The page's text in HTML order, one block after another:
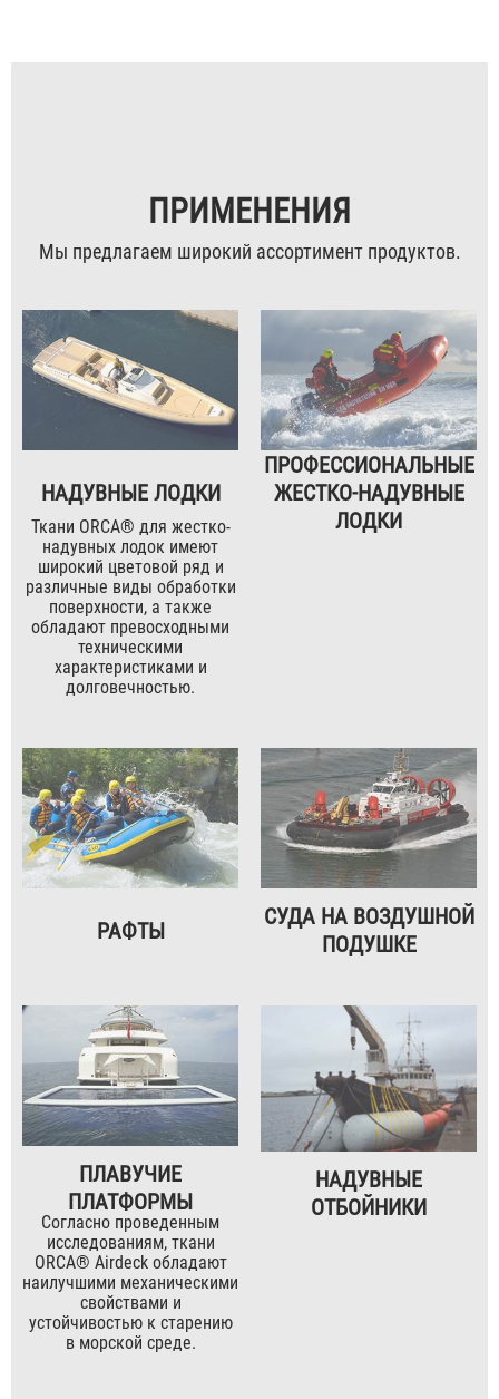
ПРИМЕНЕНИЯ
Мы предлагаем широкий ассортимент продуктов.
НАДУВНЫЕ ЛОДКИ
Ткани ORCA® для жестко-
надувных лодок имеют
широкий цветовой ряд и
различные виды обработки
поверхности, а также
обладают превосходными
техническими
характеристиками и
долговечностью.
ПРОФЕССИОНАЛЬНЫЕ
ЖЕСТКО-НАДУВНЫЕ
ЛОДКИ
РАФТЫ
СУДА НА ВОЗДУШНОЙ
ПОДУШКЕ
ПЛАВУЧИЕ
ПЛАТФОРМЫ
Согласно проведенным
исследованиям, ткани
ORCA® Airdeck обладают
наилучшими механическими
свойствами и
устойчивостью к старению
в морской среде.
НАДУВНЫЕ
ОТБОЙНИКИ